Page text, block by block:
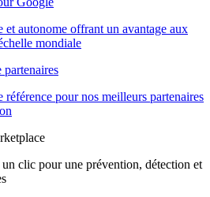
et autonome offrant un avantage aux
mondiale
partenaires
référence pour nos meilleurs partenaires
clic pour une prévention, détection et